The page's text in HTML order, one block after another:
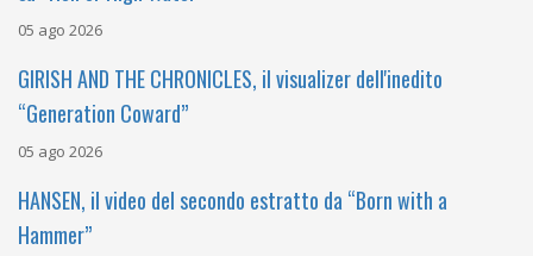
05 ago 2026
GIRISH AND THE CHRONICLES, il visualizer dell'inedito
“Generation Coward”
05 ago 2026
HANSEN, il video del secondo estratto da “Born with a
Hammer”